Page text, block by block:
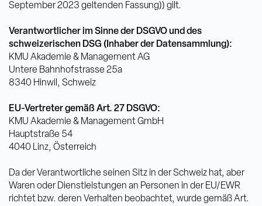
September 2023 geltenden Fassung)) gilt.
Verantwortlicher im Sinne der DSGVO und des
schweizerischen DSG (Inhaber der Datensammlung):
KMU Akademie & Management AG
Untere Bahnhofstrasse 25a
8340 Hinwil, Schweiz
EU-Vertreter gemäß Art. 27 DSGVO:
KMU Akademie & Management GmbH
Hauptstraße 54
4040 Linz, Österreich
Da der Verantwortliche seinen Sitz in der Schweiz hat, aber
Waren oder Dienstleistungen an Personen in der EU/EWR
richtet bzw. deren Verhalten beobachtet, wurde gemäß Art.